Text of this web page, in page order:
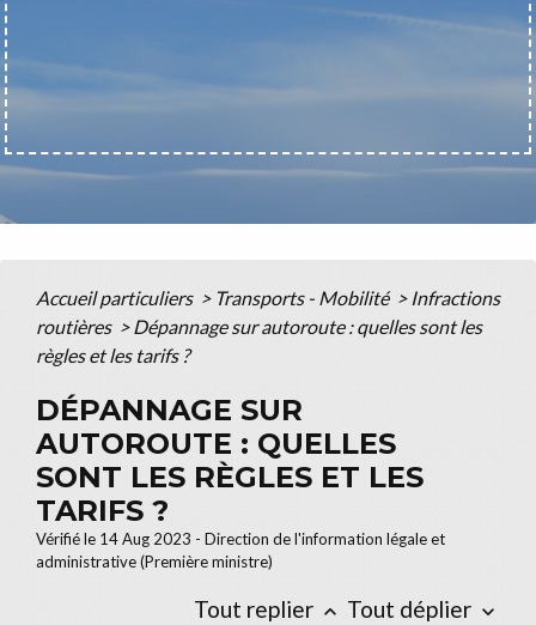
Accueil particuliers > Transports - Mobilité > Infractions
routières > Dépannage sur autoroute : quelles sont les
règles et les tarifs ?
DÉPANNAGE SUR
AUTOROUTE : QUELLES
SONT LES RÈGLES ET LES
TARIFS ?
Vérifié le 14 Aug 2023 - Direction de l'information légale et
administrative (Première ministre)
Tout replier keyboard_arrow_up Tout déplier keyboard_arrow_down